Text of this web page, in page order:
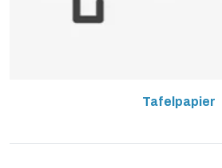
Tafelpapier